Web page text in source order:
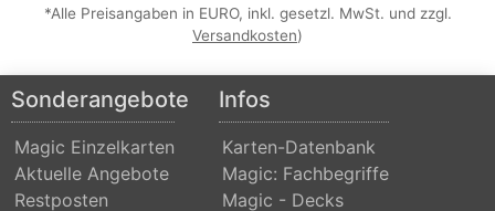
Duel
Decks:
Ajani
vs.
*Alle Preisangaben in EURO, inkl. gesetzl. MwSt. und zzgl.
Versandkosten)
Sonderangebote
Magic Einzelkarten
Aktuelle Angebote
Restposten
Infos
Karten-Datenbank
Magic: Fachbegriffe
Magic - Decks